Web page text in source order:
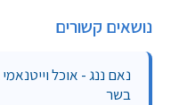
נושאים קשורים
נאם ננג - אוכל
בשר